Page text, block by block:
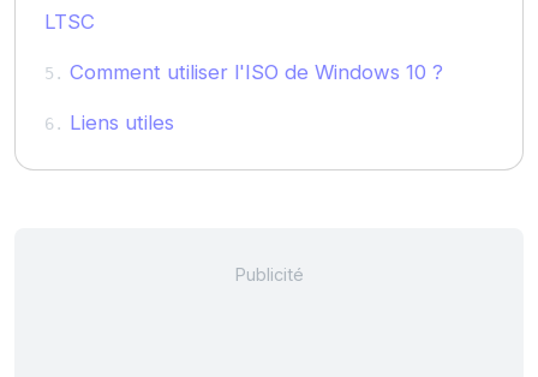
LTSC
Comment utiliser l'ISO de Windows 10 ?
Liens utiles